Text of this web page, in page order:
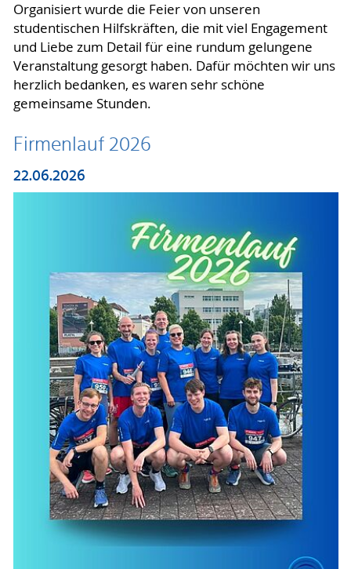
Organisiert wurde die Feier von unseren
studentischen Hilfskräften, die mit viel Engagement
und Liebe zum Detail für eine rundum gelungene
Veranstaltung gesorgt haben. Dafür möchten wir uns
herzlich bedanken, es waren sehr schöne
gemeinsame Stunden.
Firmenlauf 2026
22.06.2026